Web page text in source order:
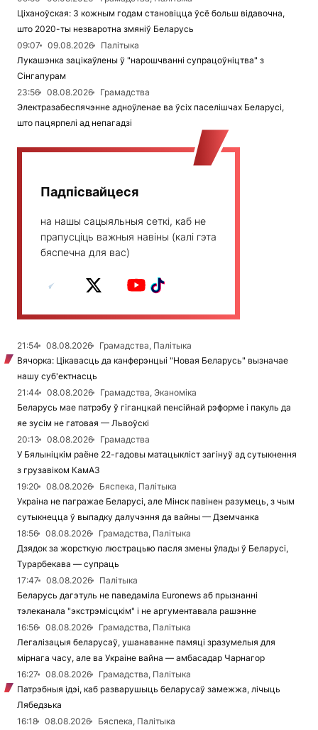
Ціханоўская: З кожным годам становіцца ўсё больш відавочна,
што 2020-ты незваротна змяніў Беларусь
09:07
09.08.2026
Палітыка
Лукашэнка зацікаўлены ў "нарошчванні супрацоўніцтва" з
Сінгапурам
23:56
08.08.2026
Грамадства
Электразабеспячэнне адноўленае ва ўсіх паселішчах Беларусі,
што пацярпелі ад непагадзі
Падпісвайцеся
на нашы сацыяльныя сеткі, каб не
прапусціць важныя навіны (калі гэта
бяспечна для вас)
21:54 08.08.2026
Грамадства, Палітыка
Вячорка: Цікавасць да канферэнцыі "Новая Беларусь" вызначае
нашу суб'ектнасць
21:44
08.08.2026
Грамадства, Эканоміка
Беларусь мае патрэбу ў гіганцкай пенсійнай рэформе і пакуль да
яе зусім не гатовая — Львоўскі
20:13
08.08.2026
Грамадства
У Бялыніцкім раёне 22-гадовы матацыкліст загінуў ад сутыкнення
з грузавіком КамАЗ
19:20
08.08.2026
Бяспека, Палітыка
Украіна не пагражае Беларусі, але Мінск павінен разумець, з чым
сутыкнецца ў выпадку далучэння да вайны — Дземчанка
18:56
08.08.2026
Грамадства, Палітыка
Дзядок за жорсткую люстрацыю пасля змены ўлады ў Беларусі,
Турарбекава — супраць
17:47
08.08.2026
Палітыка
Беларусь дагэтуль не паведаміла Euronews аб прызнанні
тэлеканала "экстрэмісцкім" і не аргументавала рашэнне
16:56
08.08.2026
Грамадства, Палітыка
Легалізацыя беларусаў, ушанаванне памяці зразумелыя для
мірнага часу, але ва Украіне вайна — амбасадар Чарнагор
16:27
08.08.2026
Грамадства, Палітыка
Патрэбныя ідэі, каб разварушыць беларусаў замежжа, лічыць
Лябедзька
16:18
08.08.2026
Бяспека, Палітыка